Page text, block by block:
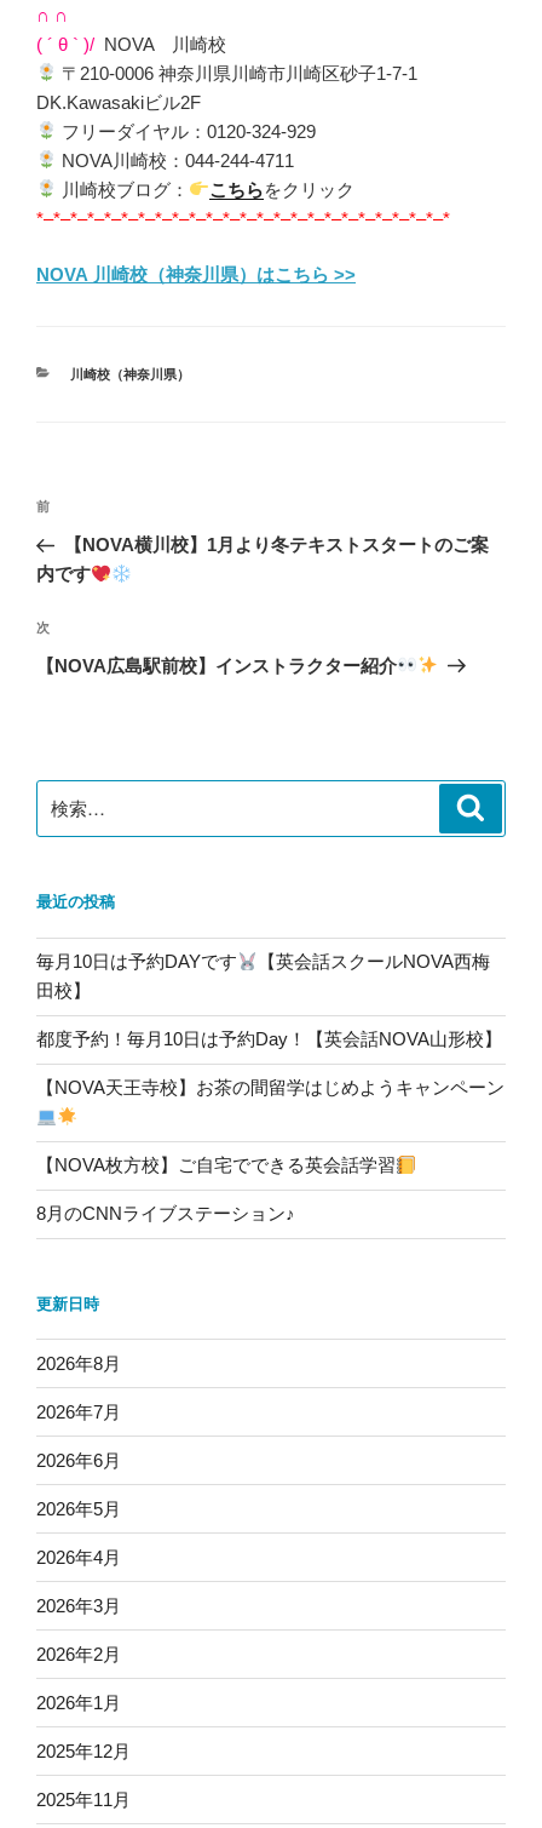
∩ ∩
( ´ θ ` )/ NOVA 川崎校
〒210-0006 神奈川県川崎市川崎区砂子1-7-1
DK.Kawasakiビル2F
フリーダイヤル：0120-324-929
NOVA川崎校：044-244-4711
川崎校ブログ：
こちらをクリック
*–*–*–*–*–*–*–*–*–*–*–*–*–*–*–*–*–*–*–*–*–*–*–*–*
NOVA 川崎校（神奈川県）はこちら >>
カ
川崎校（神奈川県）
投
ナ
ゲ
ー
前
の
投
前
【NOVA横川校】1月より冬テキストスタートのご案
内です
次
の
次
【NOVA広島駅前校】インストラクター紹介
索:
最近の投稿
毎月10日は予約DAYです
【英会話スクールNOVA西梅
田校】
都度予約！毎月10日は予約Day！【英会話NOVA山形校】
【NOVA天王寺校】お茶の間留学はじめようキャンペーン
【NOVA枚方校】ご自宅でできる英会話学習
8月のCNNライブステーション♪
更新日時
2026年8月
2026年7月
2026年6月
2026年5月
2026年4月
2026年3月
2026年2月
2026年1月
2025年12月
2025年11月